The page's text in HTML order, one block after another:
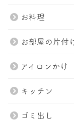
お料理
お部屋の片付
アイロンかけ
キッチン
ゴミ出し